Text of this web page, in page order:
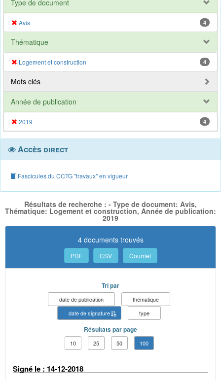
Type de document
Avis 4
Thématique
Logement et construction 4
Mots clés
Année de publication
2019 4
Accès direct
Fascicules du CCTG "travaux" en vigueur
Résultats de recherche : - Type de document: Avis,
Thématique: Logement et construction, Année de publication:
2019
4 documents trouvés
PDF CSV Courriel
Tri par
date de publication
thématique
date de signature
type
Résultats par page
10 25 50 100
Signé le : 14-12-2018